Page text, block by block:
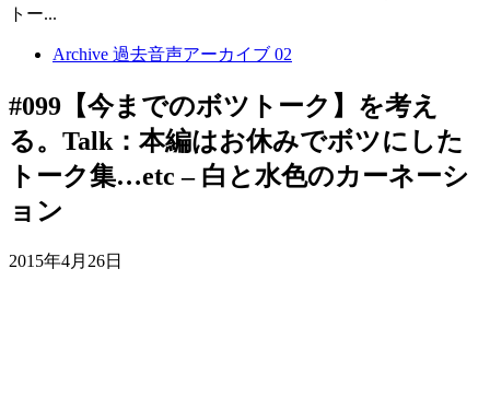
トー...
Archive 過去音声アーカイブ 02
#099【今までのボツトーク】を考え
る。Talk：本編はお休みでボツにした
トーク集…etc – 白と水色のカーネーシ
ョン
2015年4月26日